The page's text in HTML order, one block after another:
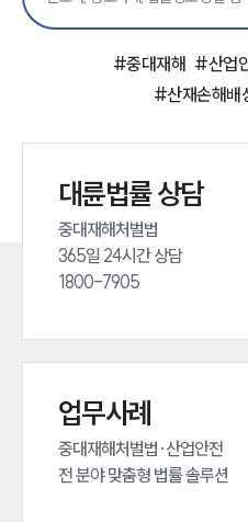
#중대재해 #산업
#산재손해배
대륜법률 상담
중대재해처벌법
365일 24시간 상담
1800-7905
업무사례
중대재해처벌법·산업안전
전 분야 맞춤형 법률 솔루션